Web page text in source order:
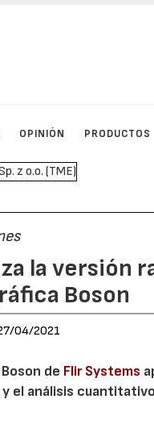
OPINIÓN PRODUCTOS
la versión
Boson
04/2021
de Flir Systems
el análisis